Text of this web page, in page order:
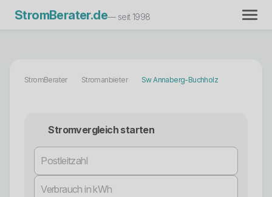
StromBerater.de— seit 1998
StromBerater Stromanbieter Sw Annaberg-Buchholz
Stromvergleich starten